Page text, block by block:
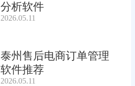
分析软件
2026.05.11
泰州售后电商订单管理
软件推荐
2026.05.11